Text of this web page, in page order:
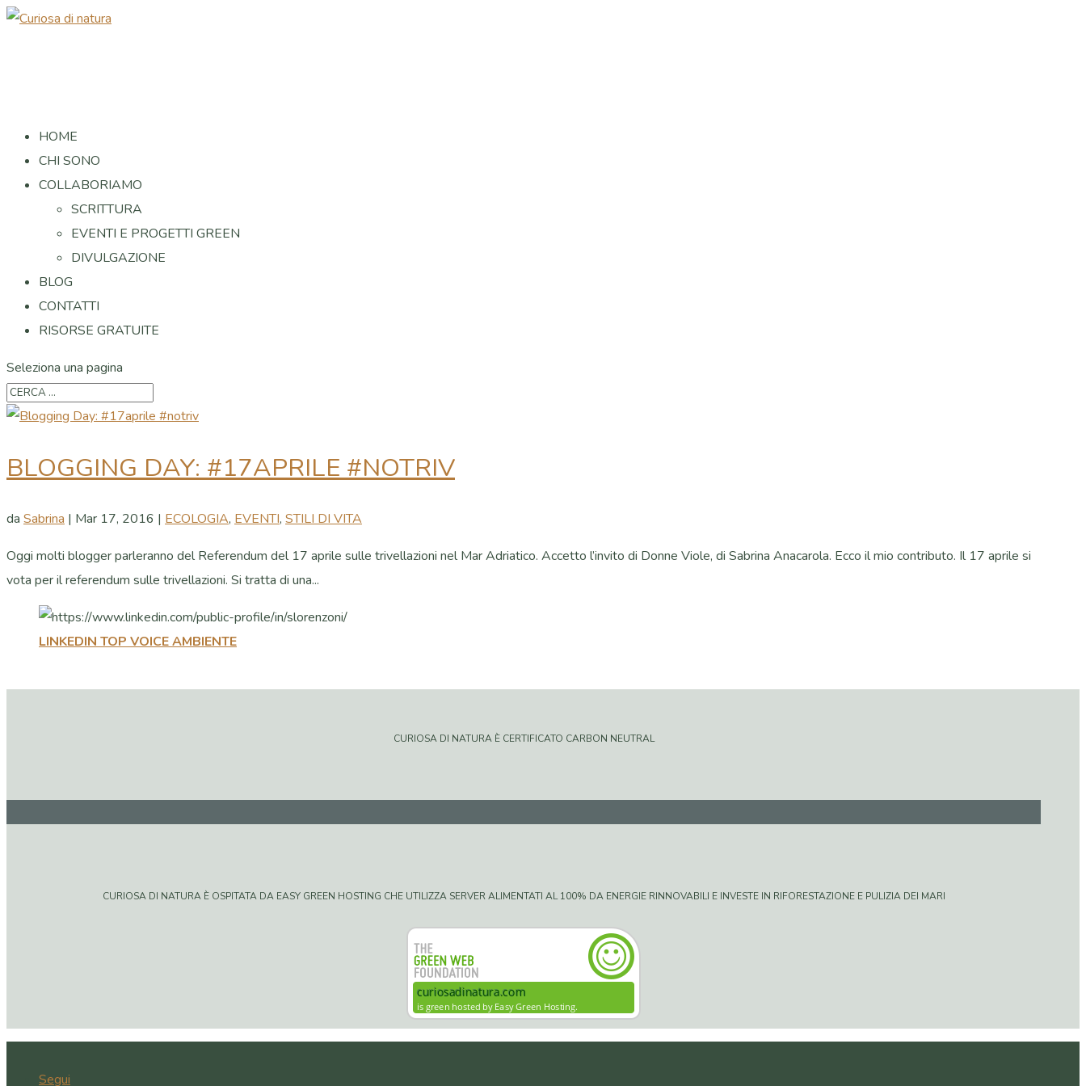
HOME
CHI SONO
COLLABORIAMO
SCRITTURA
EVENTI E PROGETTI GREEN
DIVULGAZIONE
BLOG
CONTATTI
RISORSE GRATUITE
Seleziona una pagina
BLOGGING DAY: #17APRILE #NOTRIV
da Sabrina | Mar 17, 2016 | ECOLOGIA, EVENTI, STILI DI VITA
Oggi molti blogger parleranno del Referendum del 17 aprile sulle trivellazioni nel Mar Adriatico. Accetto l’invito di Donne Viole, di Sabrina Anacarola. Ecco il mio contributo. Il 17 aprile si
vota per il referendum sulle trivellazioni. Si tratta di una...
LINKEDIN TOP VOICE AMBIENTE
CURIOSA DI NATURA È CERTIFICATO CARBON NEUTRAL
CURIOSA DI NATURA È OSPITATA DA EASY GREEN HOSTING CHE UTILIZZA SERVER ALIMENTATI AL 100% DA ENERGIE RINNOVABILI E INVESTE IN RIFORESTAZIONE E PULIZIA DEI MARI
Segui